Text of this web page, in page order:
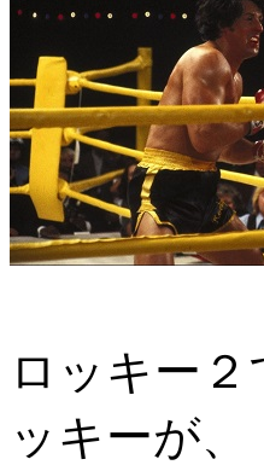
ロッキー
ッキーが、